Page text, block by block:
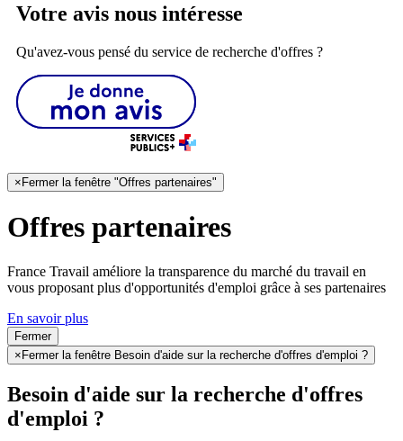
Votre avis nous intéresse
Qu'avez-vous pensé du service de recherche d'offres ?
× Fermer la fenêtre "Offres partenaires"
Offres partenaires
France Travail améliore la transparence du marché du travail en
vous proposant plus d'opportunités d'emploi grâce à ses partenaires
En savoir plus
Fermer
×Fermer la fenêtre Besoin d'aide sur la recherche d'offres d'emploi ?
Besoin d'aide sur la recherche d'offres
d'emploi ?